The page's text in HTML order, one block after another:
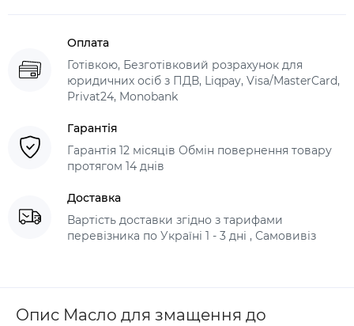
Оплата
Готівкою, Безготівковий розрахунок для
юридичних осіб з ПДВ, Liqpay, Visa/MasterCard,
Privat24, Monobank
Гарантія
Гарантія 12 місяців Обмін повернення товару
протягом 14 днів
Доставка
Вартість доставки згідно з тарифами
перевізника по Україні 1 - 3 дні , Самовивіз
Опис Масло для змащення до